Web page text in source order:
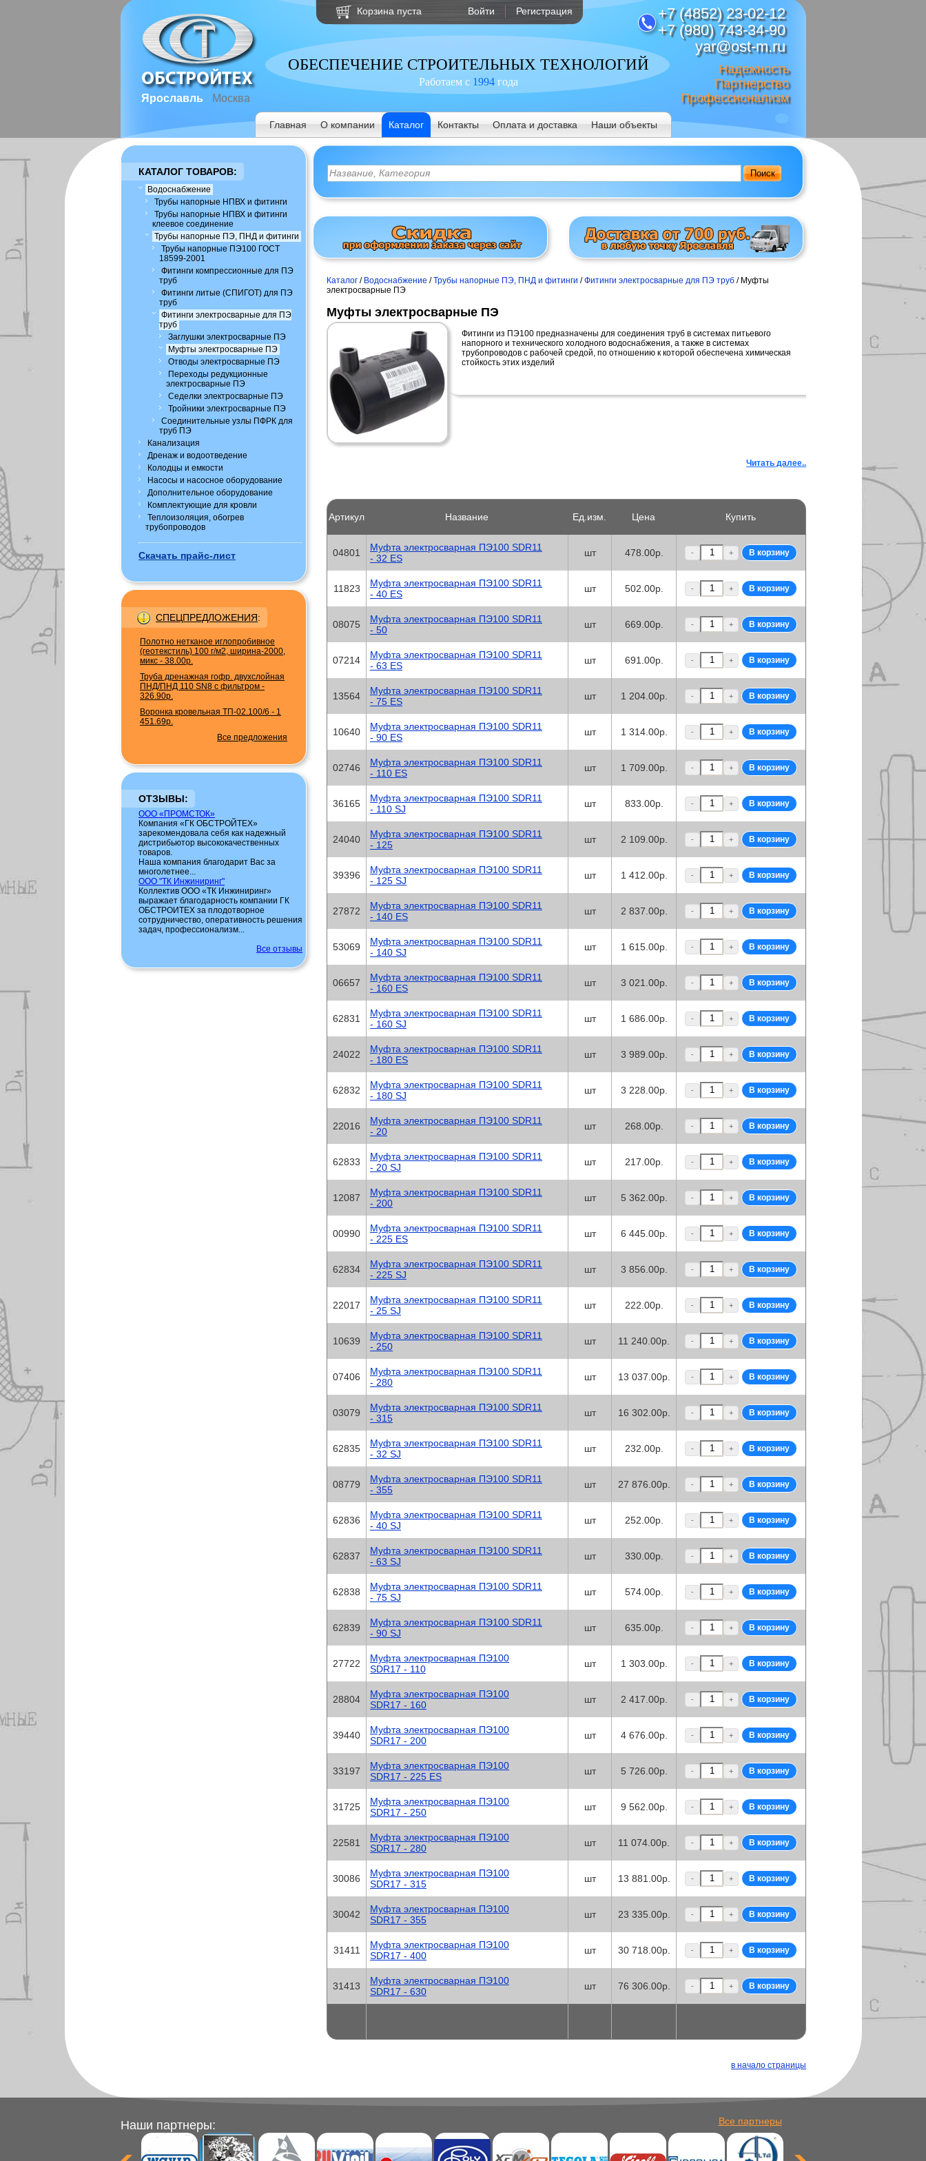
Ярославль Москва
Корзина пуста Войти Регистрация
ОБЕСПЕЧЕНИЕ СТРОИТЕЛЬНЫХ ТЕХНОЛОГИЙ
Работаем с 1994года
+7 (4852) 23-02-12
+7 (980) 743-34-90
yar@ost-m.ru
Надежность
Партнерство
Профессионализм
Главная О компании Каталог Контакты Оплата и доставка Наши объекты
КАТАЛОГ ТОВАРОВ:
Водоснабжение
Трубы напорные НПВХ и фитинги
Трубы напорные НПВХ и фитинги
клеевое соединение
Трубы напорные ПЭ, ПНД и фитинги
Трубы напорные ПЭ100 ГОСТ
18599-2001
Фитинги компрессионные для ПЭ
труб
Фитинги литые (СПИГОТ) для ПЭ
труб
Фитинги электросварные для ПЭ
труб
Заглушки электросварные ПЭ
Муфты электросварные ПЭ
Отводы электросварные ПЭ
Переходы редукционные
электросварные ПЭ
Седелки электросварные ПЭ
Тройники электросварные ПЭ
Соединительные узлы ПФРК для
труб ПЭ
Канализация
Дренаж и водоотведение
Колодцы и емкости
Насосы и насосное оборудование
Дополнительное оборудование
Комплектующие для кровли
Теплоизоляция, обогрев
трубопроводов
Скачать прайс-лист
СПЕЦПРЕДЛОЖЕНИЯ:
Полотно нетканое иглопробивное
(геотекстиль) 100 г/м2, ширина-2000,
микс - 38.00р.
Труба дренажная гофр. двухслойная
ПНД/ПНД 110 SN8 с фильтром -
326.90р.
Воронка кровельная ТП-02.100/6 - 1
451.69р.
Все предложения
ОТЗЫВЫ:
ООО «ПРОМСТОК»
Компания «ГК ОБСТРОЙТЕХ»
зарекомендовала себя как надежный
дистрибьютор высококачественных
товаров.
Наша компания благодарит Вас за
многолетнее...
ООО "ТК Инжиниринг"
Коллектив ООО «ТК Инжиниринг»
выражает благодарность компании ГК
ОБСТРОИТЕХ за плодотворное
сотрудничество, оперативность решения
задач, профессионализм...
Все отзывы
Поиск
Каталог / Водоснабжение /Трубы напорные ПЭ, ПНД и фитинги /Фитинги электросварные для ПЭ труб / Муфты
электросварные ПЭ
Муфты электросварные ПЭ
Фитинги из ПЭ100 предназначены для соединения труб в системах питьевого
напорного и технического холодного водоснабжения, а также в системах
трубопроводов с рабочей средой, по отношению к которой обеспечена химическая
стойкость этих изделий
Читать далее..
Артикул Название Ед.изм. Цена Купить
04801
Муфта электросварная ПЭ100 SDR11
- 32 ES
шт 478.00р. - +
11823
Муфта электросварная ПЭ100 SDR11
- 40 ES
шт 502.00р. - +
08075
Муфта электросварная ПЭ100 SDR11
- 50
шт 669.00р. - +
07214
Муфта электросварная ПЭ100 SDR11
- 63 ES
шт 691.00р. - +
13564
Муфта электросварная ПЭ100 SDR11
- 75 ES
шт 1 204.00р. - +
10640
Муфта электросварная ПЭ100 SDR11
- 90 ES
шт 1 314.00р. - +
02746
Муфта электросварная ПЭ100 SDR11
- 110 ES
шт 1 709.00р. - +
36165
Муфта электросварная ПЭ100 SDR11
- 110 SJ
шт 833.00р. - +
24040
Муфта электросварная ПЭ100 SDR11
- 125
шт 2 109.00р. - +
39396
Муфта электросварная ПЭ100 SDR11
- 125 SJ
шт 1 412.00р. - +
27872
Муфта электросварная ПЭ100 SDR11
- 140 ES
шт 2 837.00р. - +
53069
Муфта электросварная ПЭ100 SDR11
- 140 SJ
шт 1 615.00р. - +
06657
Муфта электросварная ПЭ100 SDR11
- 160 ES
шт 3 021.00р. - +
62831
Муфта электросварная ПЭ100 SDR11
- 160 SJ
шт 1 686.00р. - +
24022
Муфта электросварная ПЭ100 SDR11
- 180 ES
шт 3 989.00р. - +
62832
Муфта электросварная ПЭ100 SDR11
- 180 SJ
шт 3 228.00р. - +
22016
Муфта электросварная ПЭ100 SDR11
- 20
шт 268.00р. - +
62833
Муфта электросварная ПЭ100 SDR11
- 20 SJ
шт 217.00р. - +
12087
Муфта электросварная ПЭ100 SDR11
- 200
шт 5 362.00р. - +
00990
Муфта электросварная ПЭ100 SDR11
- 225 ES
шт 6 445.00р. - +
62834
Муфта электросварная ПЭ100 SDR11
- 225 SJ
шт 3 856.00р. - +
22017
Муфта электросварная ПЭ100 SDR11
- 25 SJ
шт 222.00р. - +
10639
Муфта электросварная ПЭ100 SDR11
- 250
шт 11 240.00р. - +
07406
Муфта электросварная ПЭ100 SDR11
- 280
шт 13 037.00р. - +
03079
Муфта электросварная ПЭ100 SDR11
- 315
шт 16 302.00р. - +
62835
Муфта электросварная ПЭ100 SDR11
- 32 SJ
шт 232.00р. - +
08779
Муфта электросварная ПЭ100 SDR11
- 355
шт 27 876.00р. - +
62836
Муфта электросварная ПЭ100 SDR11
- 40 SJ
шт 252.00р. - +
62837
Муфта электросварная ПЭ100 SDR11
- 63 SJ
шт 330.00р. - +
62838
Муфта электросварная ПЭ100 SDR11
- 75 SJ
шт 574.00р. - +
62839
Муфта электросварная ПЭ100 SDR11
- 90 SJ
шт 635.00р. - +
27722
Муфта электросварная ПЭ100
SDR17 - 110
шт 1 303.00р. - +
28804
Муфта электросварная ПЭ100
SDR17 - 160
шт 2 417.00р. - +
39440
Муфта электросварная ПЭ100
SDR17 - 200
шт 4 676.00р. - +
33197
Муфта электросварная ПЭ100
SDR17 - 225 ES
шт 5 726.00р. - +
31725
Муфта электросварная ПЭ100
SDR17 - 250
шт 9 562.00р. - +
22581
Муфта электросварная ПЭ100
SDR17 - 280
шт 11 074.00р. - +
30086
Муфта электросварная ПЭ100
SDR17 - 315
шт 13 881.00р. - +
30042
Муфта электросварная ПЭ100
SDR17 - 355
шт 23 335.00р. - +
31411
Муфта электросварная ПЭ100
SDR17 - 400
шт 30 718.00р. - +
31413
Муфта электросварная ПЭ100
SDR17 - 630
шт 76 306.00р. - +
в начало страницы
Наши партнеры: Все партнеры